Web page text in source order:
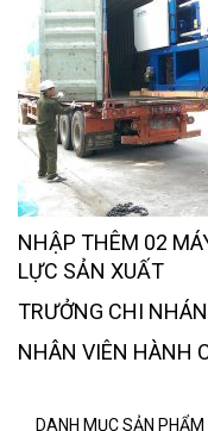
NHẬP THÊM 02
LỰC SẢN XUẤT
TRƯỞNG CHI
NHÂN VIÊN HÀNH
DANH MỤC SẢN PHẨM